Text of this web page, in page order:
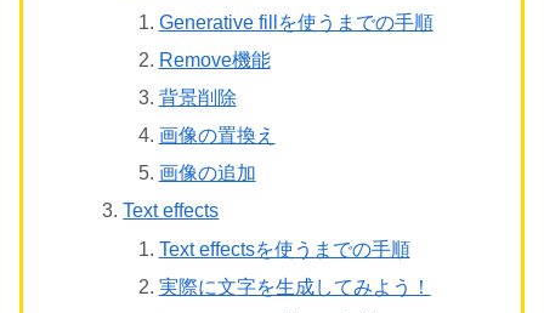
Generative fillを使うまでの手順
Remove機能
背景削除
画像の置換え
画像の追加
Text effects
Text effectsを使うまでの手順
実際に文字を生成してみよう！